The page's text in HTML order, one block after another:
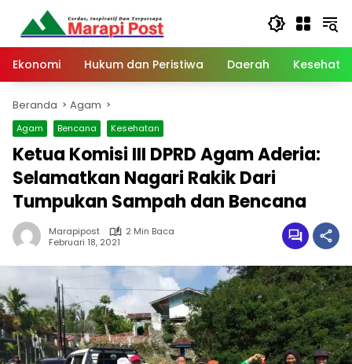
Langsung
konten
Ekonomi
Hukum dan Peristiwa Daerah
Beranda Agam
Agam Bencana Kesehatan
Ketua Komisi III DPRD Agam Aderia:
Selamatkan Nagari Rakik Dari
Tumpukan Sampah dan Bencana
Marapipost
2 Min Baca
Februari 18, 2021